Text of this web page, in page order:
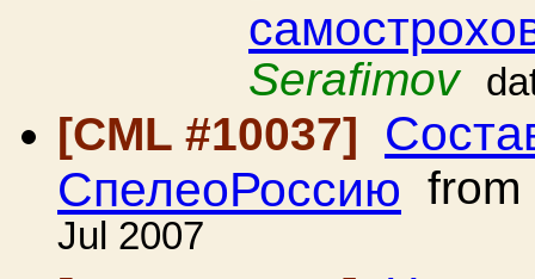
Serafimov
[CML #10037]
СпелеоРоссию from
Jul 2007